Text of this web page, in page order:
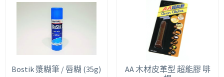
Bostik 漿糊筆 / 唇糊 (35g)
AA 木材皮革型 超能膠 啡